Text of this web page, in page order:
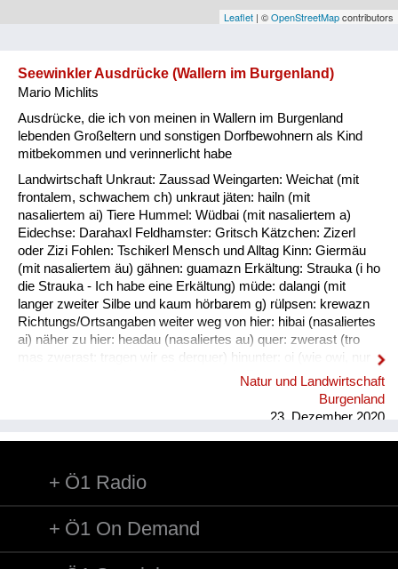
Vorarlberg
Natur und Landwirtschaft
Fluchen und Reden
Mensch, Tier und Alltag
Schmankerln und
Kulinarisches
Leaflet | ©OpenStreetMapcontributors
Seewinkler Ausdrücke (Wallern im Burgenland)
Mario Michlits
Ausdrücke, die ich von meinen in Wallern im Burgenland
lebenden Großeltern und sonstigen Dorfbewohnern als Kind
mitbekommen und verinnerlicht habe
Landwirtschaft Unkraut: Zaussad Weingarten: Weichat (mit
frontalem, schwachem ch) unkraut jäten: hailn (mit
nasaliertem ai) Tiere Hummel: Wüdbai (mit nasaliertem a)
Eidechse: Darahaxl Feldhamster: Gritsch Kätzchen: Zizerl
oder Zizi Fohlen: Tschikerl Mensch und Alltag Kinn: Giermäu
(mit nasaliertem äu) gähnen: guamazn Erkältung: Strauka (i ho
die Strauka - Ich habe eine Erkältung) müde: dalangi (mit
langer zweiter Silbe und kaum hörbarem g) rülpsen: krewazn
Richtungs/Ortsangaben weiter weg von hier: hibai (nasaliertes
ai) näher zu hier: headau (nasaliertes au) quer: zwerast (tro
mas zwerast: tragen wir es derquer) hinunter: oi (wie owi, nur
das w ist stumm) hinunter (und zwar in Richtung des
Sprechers): oana (kim oana - komm herunter, und zwar zu
mir) weg: dui (kais dui - wirf es weg) werfen: kai (nasaliertes
Natur und Landwirtschaft
Burgenland
23. Dezember 2020
Ö1 Radio
Ö1 On Demand